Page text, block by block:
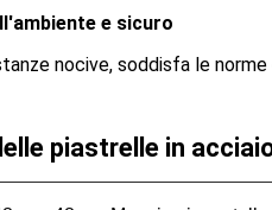
e sicuro
nocive, soddisfa le
piastrelle in